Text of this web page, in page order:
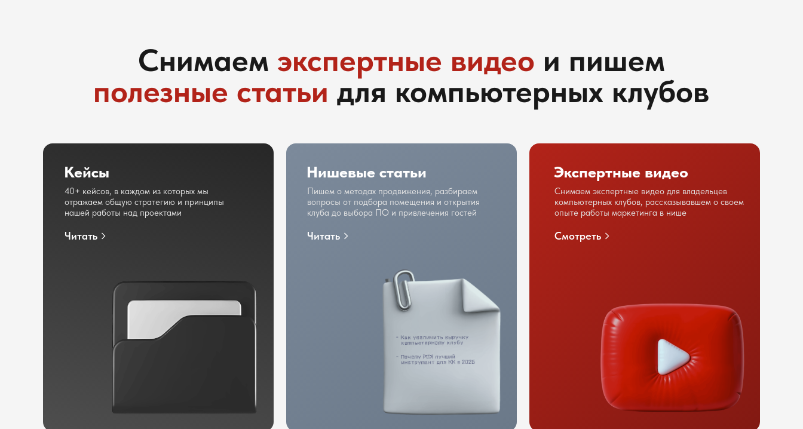
Смотреть
Снимаем экспертные видео для владельцев
компьютерных клубов, рассказывавшем о своем
опыте работы маркетинга в нише
Экспертные видео
Читать
Пишем о методах продвижения, разбираем
вопросы от подбора помещения и открытия
клуба до выбора ПО и привлечения гостей
Нишевые статьи
Читать
40+ кейсов, в каждом из которых мы
отражаем общую стратегию и принципы
нашей работы над проектами
Кейсы
Снимаем экспертные видео и пишем
полезные статьи для компьютерных клубов